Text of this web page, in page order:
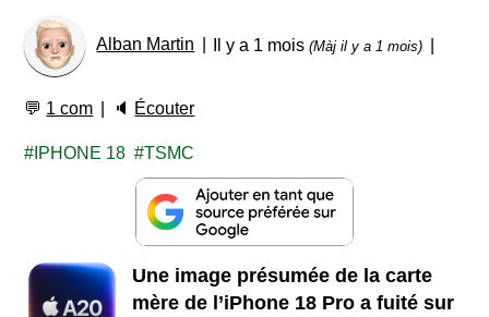
Alban Martin Il y a 1 mois(Màj il y a 1 mois)
💬 1 com 🔈 Écouter
IPHONE 18 TSMC
Une image présumée de la carte
mère de l’iPhone 18 Pro a fuité sur